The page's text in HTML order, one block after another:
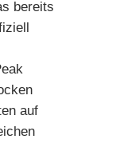
bereits
auf